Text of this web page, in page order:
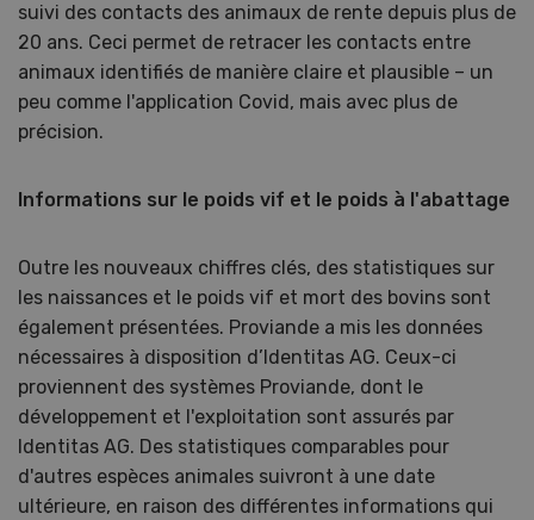
suivi des contacts des animaux de rente depuis plus de
20 ans. Ceci permet de retracer les contacts entre
animaux identifiés de manière claire et plausible – un
peu comme l'application Covid, mais avec plus de
précision.
Informations sur le poids vif et le poids à l'abattage
Outre les nouveaux chiffres clés, des statistiques sur
les naissances et le poids vif et mort des bovins sont
également présentées. Proviande a mis les données
nécessaires à disposition d’Identitas AG. Ceux-ci
proviennent des systèmes Proviande, dont le
développement et l'exploitation sont assurés par
Identitas AG. Des statistiques comparables pour
d'autres espèces animales suivront à une date
ultérieure, en raison des différentes informations qui